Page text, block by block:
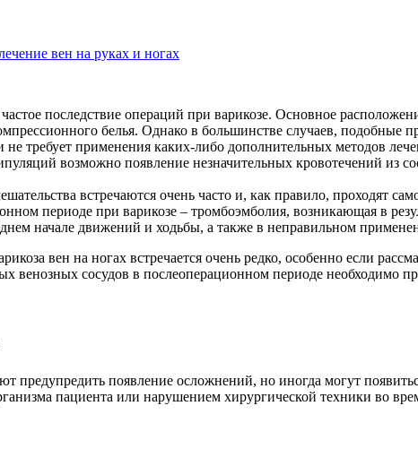
вен на руках и ногах
последствие операций при варикозе. Основное
белья. Однако в большинстве случаев, подобные
не требует применения каких-либо дополнительных методов
возможно появление незначительных кровотечений из
встречаются очень часто и, как правило, проходят
периоде при варикозе – тромбоэмболия, возникающая в
начале движений и ходьбы, а также в неправильном
вен на ногах встречается очень редко, особенно если
венозных сосудов в послеоперационном периоде необходимо
предупредить появление осложнений, но иногда могут
пациента или нарушением хирургической техники во